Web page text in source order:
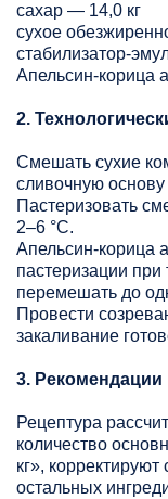
сахар — 14,0 кг
сухое
стабилизатор-
Апельсин-корица
2.
Смешать сухие
сливочную
Пастеризовать
2–6 °C.
Апельсин-корица
пастеризации
перемешать до
Провести
закаливание
3. Рекомендации
Рецептура
количество
кг»,
остальных